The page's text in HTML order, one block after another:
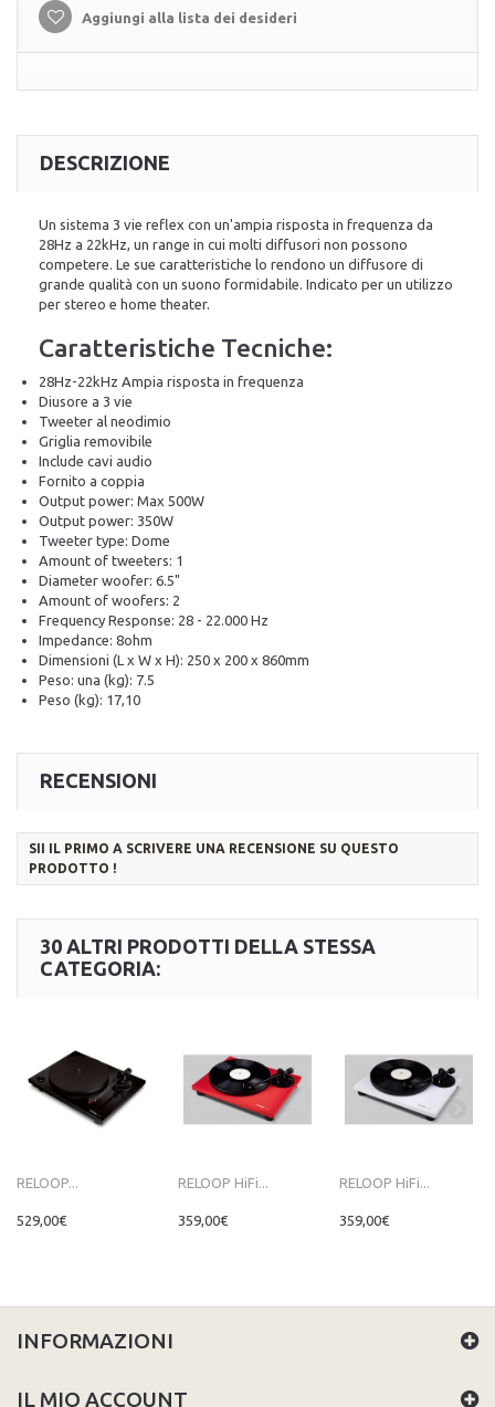
Aggiungi alla lista dei desideri
DESCRIZIONE
Un sistema 3 vie reflex con un'ampia risposta in frequenza da
28Hz a 22kHz, un range in cui molti diffusori non possono
competere. Le sue caratteristiche lo rendono un diffusore di
grande qualità con un suono formidabile. Indicato per un utilizzo
per stereo e home theater.
Caratteristiche Tecniche:
28Hz-22kHz Ampia risposta in frequenza
Diusore a 3 vie
Tweeter al neodimio
Griglia removibile
Include cavi audio
Fornito a coppia
Output power: Max 500W
Output power: 350W
Tweeter type: Dome
Amount of tweeters: 1
Diameter woofer: 6.5"
Amount of woofers: 2
Frequency Response: 28 - 22.000 Hz
Impedance: 8ohm
Dimensioni (L x W x H): 250 x 200 x 860mm
Peso: una (kg): 7.5
Peso (kg): 17,10
RECENSIONI
SII IL PRIMO A SCRIVERE UNA RECENSIONE SU QUESTO
PRODOTTO !
30 ALTRI PRODOTTI DELLA STESSA
CATEGORIA:
RELOOP...
529,00€
RELOOP HiFi...
359,00€
RELOOP HiFi...
359,00€
INFORMAZIONI
IL MIO ACCOUNT